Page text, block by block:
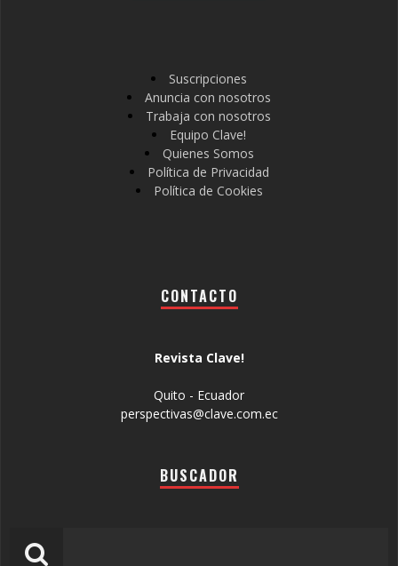
Suscripciones
Anuncia con nosotros
Trabaja con nosotros
Equipo Clave!
Quienes Somos
Política de Privacidad
Política de Cookies
CONTACTO
Revista Clave!
Quito - Ecuador
perspectivas@clave.com.ec
BUSCADOR